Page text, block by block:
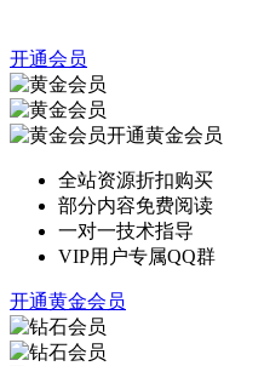
开通会员
开通黄金会员
全站资源折扣购买
部分内容免费阅读
一对一技术指导
VIP用户专属QQ群
开通黄金会员